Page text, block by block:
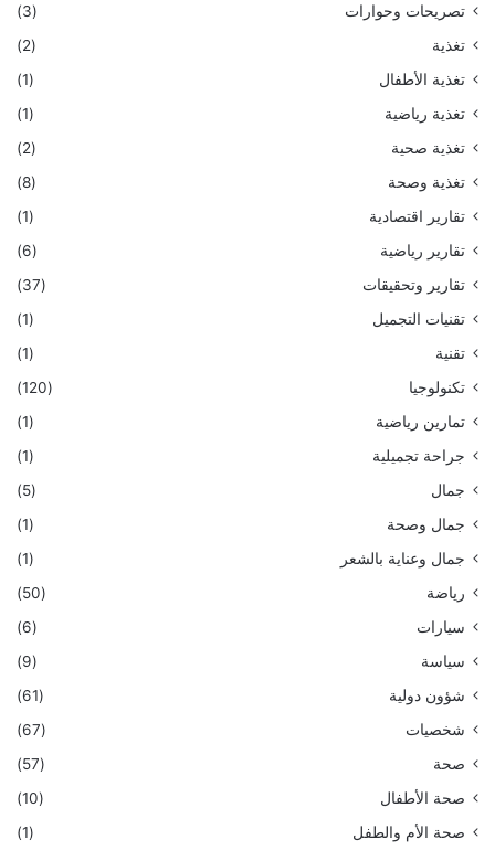
تصريحات وحوارات
(3)
تغذية
(2)
تغذية الأطفال
(1)
تغذية رياضية
(1)
تغذية صحية
(2)
تغذية وصحة
(8)
تقارير اقتصادية
(1)
تقارير رياضية
(6)
تقارير وتحقيقات
(37)
تقنيات التجميل
(1)
تقنية
(1)
تكنولوجيا
(120)
تمارين رياضية
(1)
جراحة تجميلية
(1)
جمال
(5)
جمال وصحة
(1)
جمال وعناية بالشعر
(1)
رياضة
(50)
سيارات
(6)
سياسة
(9)
شؤون دولية
(61)
شخصيات
(67)
صحة
(57)
صحة الأطفال
(10)
صحة الأم والطفل
(1)